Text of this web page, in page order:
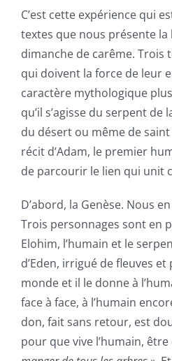
C’est cette expérience qui
textes que nous présente
dimanche de carême. Trois
qui doivent la force de leur
caractère mythologique
qu’il s’agisse du serpent de
du désert ou même de
récit d’Adam, le premier
de parcourir le lien qui unit
D’abord, la Genèse. Nous
Trois personnages sont en
Elohim, l’humain et le
d’Eden, irrigué de fleuves et
monde et il le donne à
face à face, à l’humain
don, fait sans retour, est
pour que vive l’humain, être